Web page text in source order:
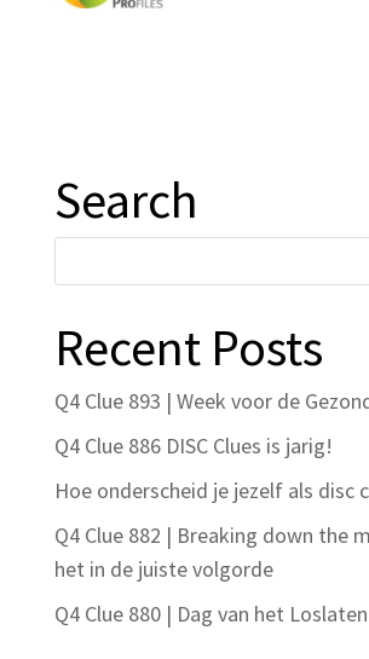
Search
Recent Posts
Q4 Clue 893 | Week voor de
Q4 Clue 886 DISC Clues is jarig!
Hoe onderscheid je jezelf als disc
Q4 Clue 882 | Breaking down the
het in de juiste volgorde
Q4 Clue 880 | Dag van het Loslaten